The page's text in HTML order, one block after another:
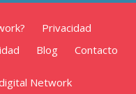
Privacidad
Blog Contacto
Network